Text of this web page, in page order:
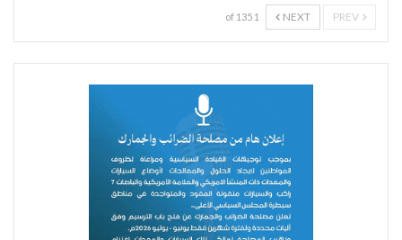
NEXT
1 of 135